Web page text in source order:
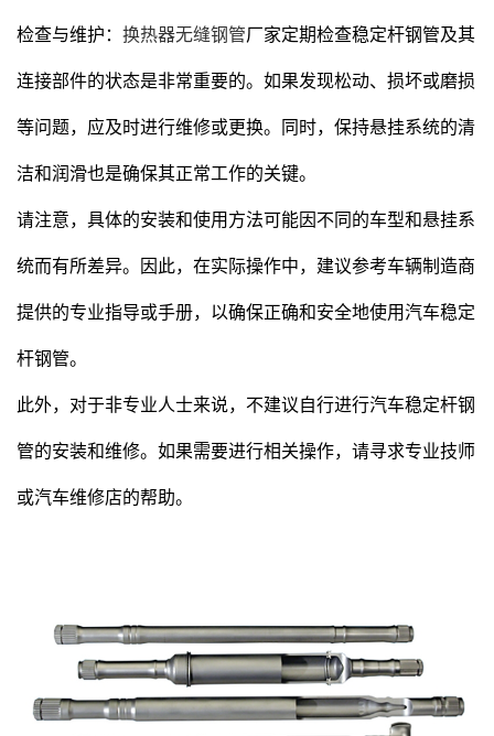
检查与维护： 换热器无缝钢管厂家定期检查稳定杆钢管及其
连接部件的状态是非常重要的。如果发现松动、损坏或磨损
等问题，应及时进行维修或更换。同时，保持悬挂系统的清
洁和润滑也是确保其正常工作的关键。
请注意，具体的安装和使用方法可能因不同的车型和悬挂系
统而有所差异。因此，在实际操作中，建议参考车辆制造商
提供的专业指导或手册，以确保正确和安全地使用汽车稳定
杆钢管。
此外，对于非专业人士来说，不建议自行进行汽车稳定杆钢
管的安装和维修。如果需要进行相关操作，请寻求专业技师
或汽车维修店的帮助。